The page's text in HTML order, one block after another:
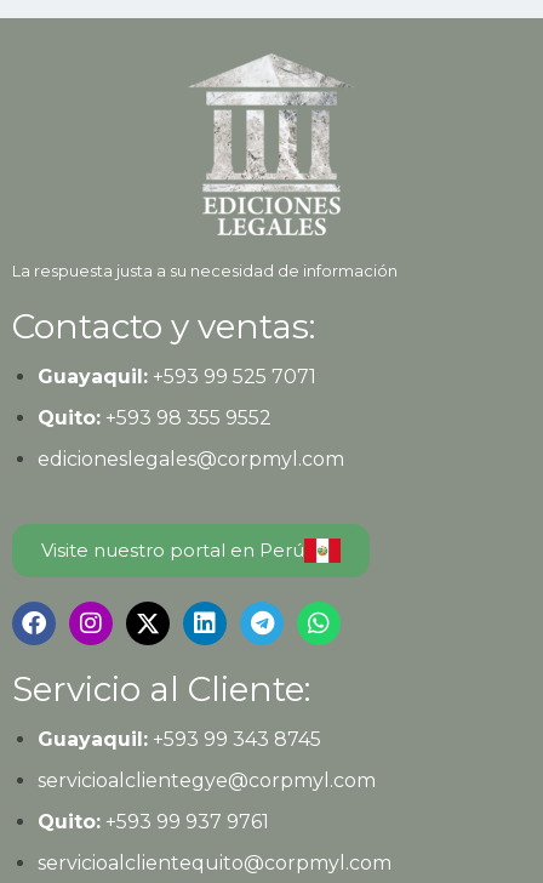
La respuesta justa a su necesidad de información
Contacto y ventas:
Guayaquil:+593 99 525 7071
Quito:+593 98 355 9552
edicioneslegales@corpmyl.com
Visite nuestro portal en Perú
Servicio al Cliente:
Guayaquil:+593 99 343 8745
servicioalclientegye@corpmyl.com
Quito:+593 99 937 9761
servicioalclientequito@corpmyl.com